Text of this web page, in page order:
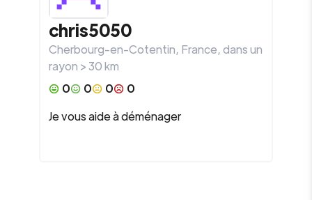
chris5050
Cherbourg-en-Cotentin, France, dans un
rayon >30km
0
0 0
0
Je vous aide à déménager